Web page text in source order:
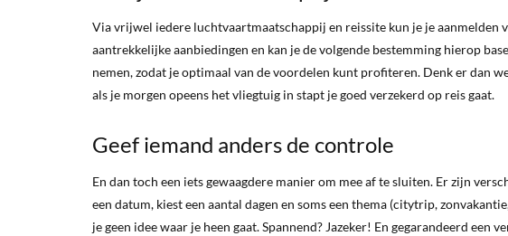
Via vrijwel iedere luchtvaartmaatschappij en reissite kun je je aanmelden
aantrekkelijke aanbiedingen en kan je de volgende bestemming hierop
nemen, zodat je optimaal van de voordelen kunt profiteren. Denk er dan
als je morgen opeens het vliegtuig in stapt je goed verzekerd op reis gaat.
Geef iemand anders de controle
En dan toch een iets gewaagdere manier om mee af te sluiten. Er zijn
een datum, kiest een aantal dagen en soms een thema (citytrip,
je geen idee waar je heen gaat. Spannend? Jazeker! En gegarandeerd een